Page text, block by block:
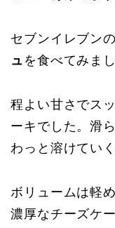
セブンイレブンの
ュ を食べてみまし
程よい甘さでス
ーキでした。滑
わっと溶けていく
ボリュームは軽
濃厚なチーズケ